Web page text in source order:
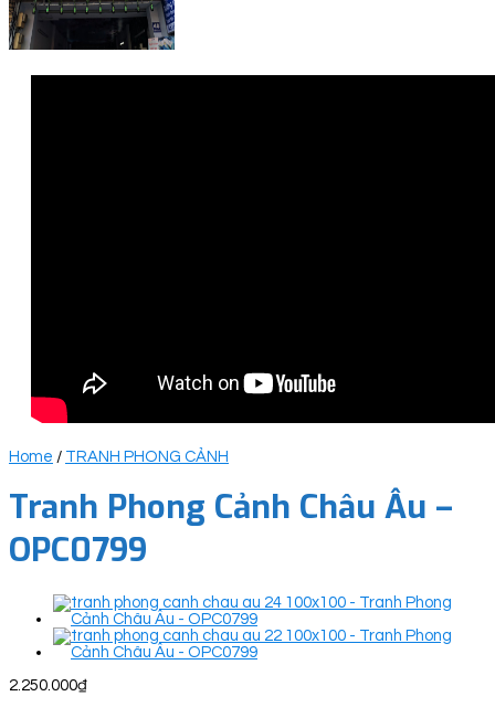
Home / TRANH PHONG CẢNH
Tranh Phong Cảnh Châu Âu –
OPC0799
2.250.000₫